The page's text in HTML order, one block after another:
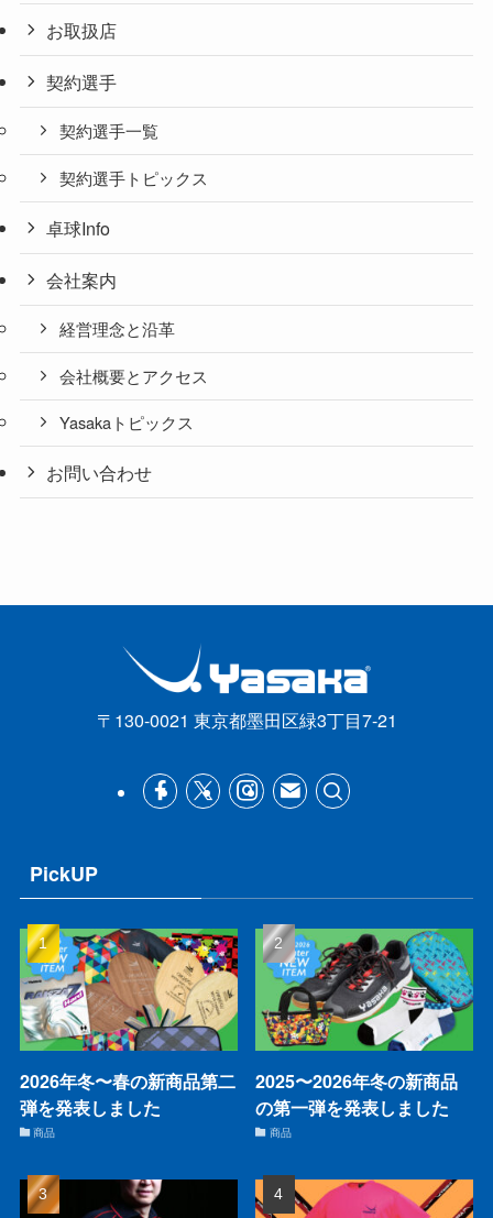
お取扱店
契約選手
契約選手一覧
契約選手トピックス
卓球Info
会社案内
経営理念と沿革
会社概要とアクセス
Yasakaトピックス
お問い合わせ
〒130-0021 東京都墨田区緑3丁目7-21
PickUP
2026年冬〜春の新商品第二
弾を発表しました
商品
2025〜2026年冬の新商品
の第一弾を発表しました
商品